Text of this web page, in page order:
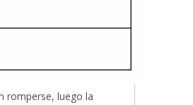
romperse, luego la